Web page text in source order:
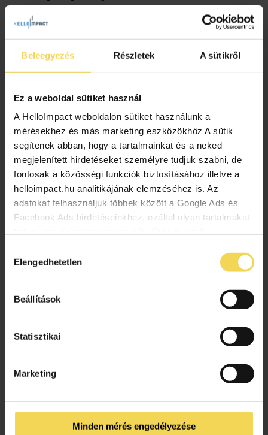
Beleegyezés Részletek A sütikről
Ez a weboldal sütiket használ
A HelloImpact weboldalon sütiket használunk a
mérésekhez és más marketing eszközökhöz A sütik
segítenek abban, hogy a tartalmainkat és a neked
megjelenített hirdetéseket személyre tudjuk szabni, de
fontosak a közösségi funkciók biztosításához illetve a
helloimpact.hu analitikájának elemzéséhez is. Az
adatokat felhasználjuk többek között a Google Ads és
Facebook Ads hirdetéseinkhez, ezáltal olyan tartalmakat
biztosításához arra kérünk, hogy engedd meg
számunkra minden mérés használatát. Természetesen
soha semmilyen formában nem fogunk visszaélni ezzel
és később bármikor megváltoztathatod a döntésed ezzel
kiválasztása
Elengedhetetlen
Beállítások
Statisztikai
Marketing
Minden mérés engedélyezése
A Jane Goodall Intézet “Passzold
Vissza, Tesó!” programja nyerte a
Magyar Telekom Körforgásban –
Kölcsönhatásban – Közösségben
pályázatát
2024.10.07.
hazai nonprofit szervezetek számra hirdetett
támogatási pályázatot. A nyertes pályázó a vállalat
kapcsolatos kampányának köszönhetően jelentős
adományban részesül. Lezárult a Magyar Telekom
magyar telekom